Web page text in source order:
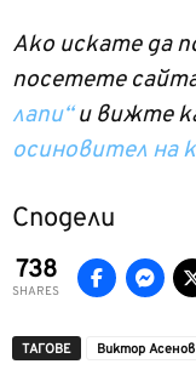
Ако искате да
посетете
лапи“и вижте
осиновител на
Сподели
738
SHARES
ТАГОВЕ Виктор Асенов